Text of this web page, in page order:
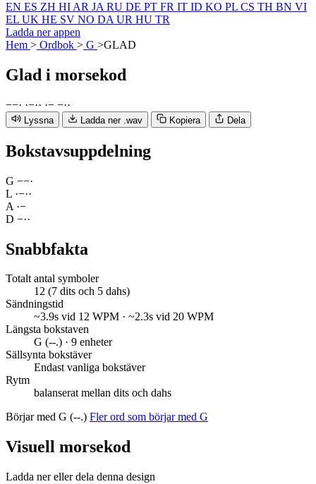
EN ES ZH HI AR JA RU DE PT FR IT ID KO PL CS TH BN VI
EL UK HE SV NO DA UR HU TR
Ladda ner appen
Hem > Ordbok > G >GLAD
Glad i morsekod
−−· ·−·· ·− −··
Lyssna Ladda ner .wav Kopiera Dela
Bokstavsuppdelning
G −−·
L ·−··
A ·−
D −··
Snabbfakta
Totalt antal symboler
12 (7 dits och 5 dahs)
Sändningstid
~3.9s vid 12 WPM · ~2.3s vid 20 WPM
Längsta bokstaven
G (--.) · 9 enheter
Sällsynta bokstäver
Endast vanliga bokstäver
Rytm
balanserat mellan dits och dahs
Börjar med G (--.) Fler ord som börjar med G
Visuell morsekod
Ladda ner eller dela denna design